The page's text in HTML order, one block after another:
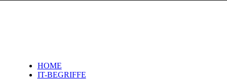
HOME
IT-BEGRIFFE